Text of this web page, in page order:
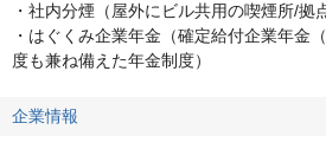
・社内分煙（屋外にビル共用の喫煙所/拠
・はぐくみ企業年金（確定給付企業年金
度も兼ね備えた年金制度）
企業情報